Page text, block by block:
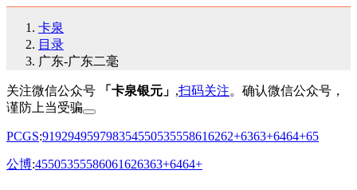
卡泉
目录
广东-广东二毫
关注微信公众号 「卡泉银元」 ,扫码关注。确认微信公众号，
谨防上当受骗
PCGS:919294959798354550535558616262+6363+6464+65
公博:45505355586061626363+6464+